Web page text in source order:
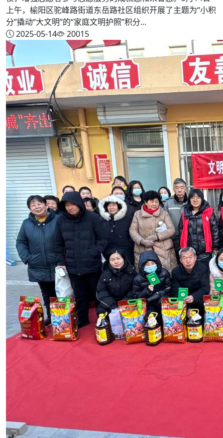
上午，榆阳区驼峰路街道东岳路社区组织开展了主题为“小积
分”撬动“大文明”的“家庭文明护照”积分...
2025-05-14
20015